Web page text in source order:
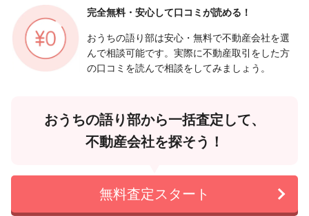
完全無料・安心して口コミが読める！
おうちの語り部は安心・無料で不動産会社を選
んで相談可能です。実際に不動産取引をした方
の口コミを読んで相談をしてみましょう。
おうちの語り部から一括査定して、
不動産会社を探そう！
無料査定スタート